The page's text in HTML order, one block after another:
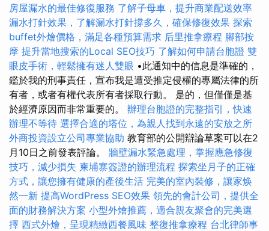
房屋漏水的最佳修復服務 了解子母車，提升商業配送效率
漏水打針效果，了解漏水打針撐多久，確保修復效果 探索
buffet外燴價格，滿足各種預算需求 后里推拿療程 腳部按
摩 提升當地搜索的Local SEO技巧 了解如何申請台胞證 雙
眼皮手術，輕鬆擁有迷人雙眼 •此通知中的信息是準確的，
鑑於我的刑事責任，宣布我是遭受推定侵權的專屬法律的所
有者，或者有權代表所有者採取行動。 是的，但僅僅是基
於經濟原因而非常重要的。 辦理台胞證的完整指引，快速
辦理不等待 選擇合適的塔位，為親人找到永遠的安放之所
外商投資設立公司專業協助 教育部的公開辯論草案可以在2
月10日之前發表評論。 牆壁漏水緊急處理，掌握應急修復
技巧，減少損失 柬埔寨簽證的辦理流程 探索坐月子的正確
方式，讓您擁有健康的產後生活 完美的室內裝修，讓家焕
然一新 提高WordPress SEO效果 領先的會計公司，提供全
面的財務解決方案 小型外燴推薦，適合親友聚會的完美選
擇 西式外燴，呈現精緻西餐風味 整復推拿療程 台北律師事